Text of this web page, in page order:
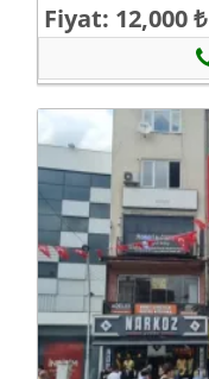
Fiyat: 12,000 ₺